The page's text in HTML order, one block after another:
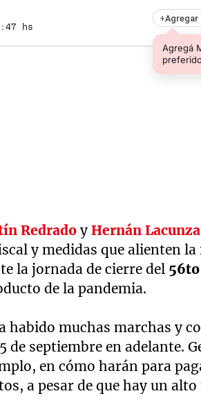
hs
+Agregar
Agregá
Redrado yHernán Lacunza
y medidas que alienten
la jornada de cierre del 56to
de la pandemia.
habido muchas marchas y
de septiembre en adelante.
en cómo harán para
a pesar de que hay un